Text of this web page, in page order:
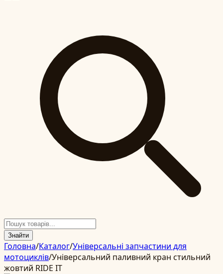
Знайти
Головна/Каталог/Універсальні запчастини для
мотоциклів/Універсальний паливний кран стильний
жовтий RIDE IT